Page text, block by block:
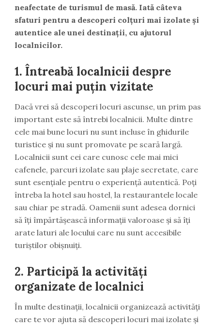
neafectate de turismul de masă. Iată câteva
sfaturi pentru a descoperi colțuri mai izolate și
autentice ale unei destinații, cu ajutorul
localnicilor.
1. Întreabă localnicii despre
locuri mai puțin vizitate
Dacă vrei să descoperi locuri ascunse, un prim pas
important este să întrebi localnicii. Multe dintre
cele mai bune locuri nu sunt incluse în ghidurile
turistice și nu sunt promovate pe scară largă.
Localnicii sunt cei care cunosc cele mai mici
cafenele, parcuri izolate sau plaje secretate, care
sunt esențiale pentru o experiență autentică. Poți
întreba la hotel sau hostel, la restaurantele locale
sau chiar pe stradă. Oamenii sunt adesea dornici
să îți împărtășească informații valoroase și să îți
arate laturi ale locului care nu sunt accesibile
turiștilor obișnuiți.
2. Participă la activități
organizate de localnici
În multe destinații, localnicii organizează activități
care te vor ajuta să descoperi locuri mai izolate și